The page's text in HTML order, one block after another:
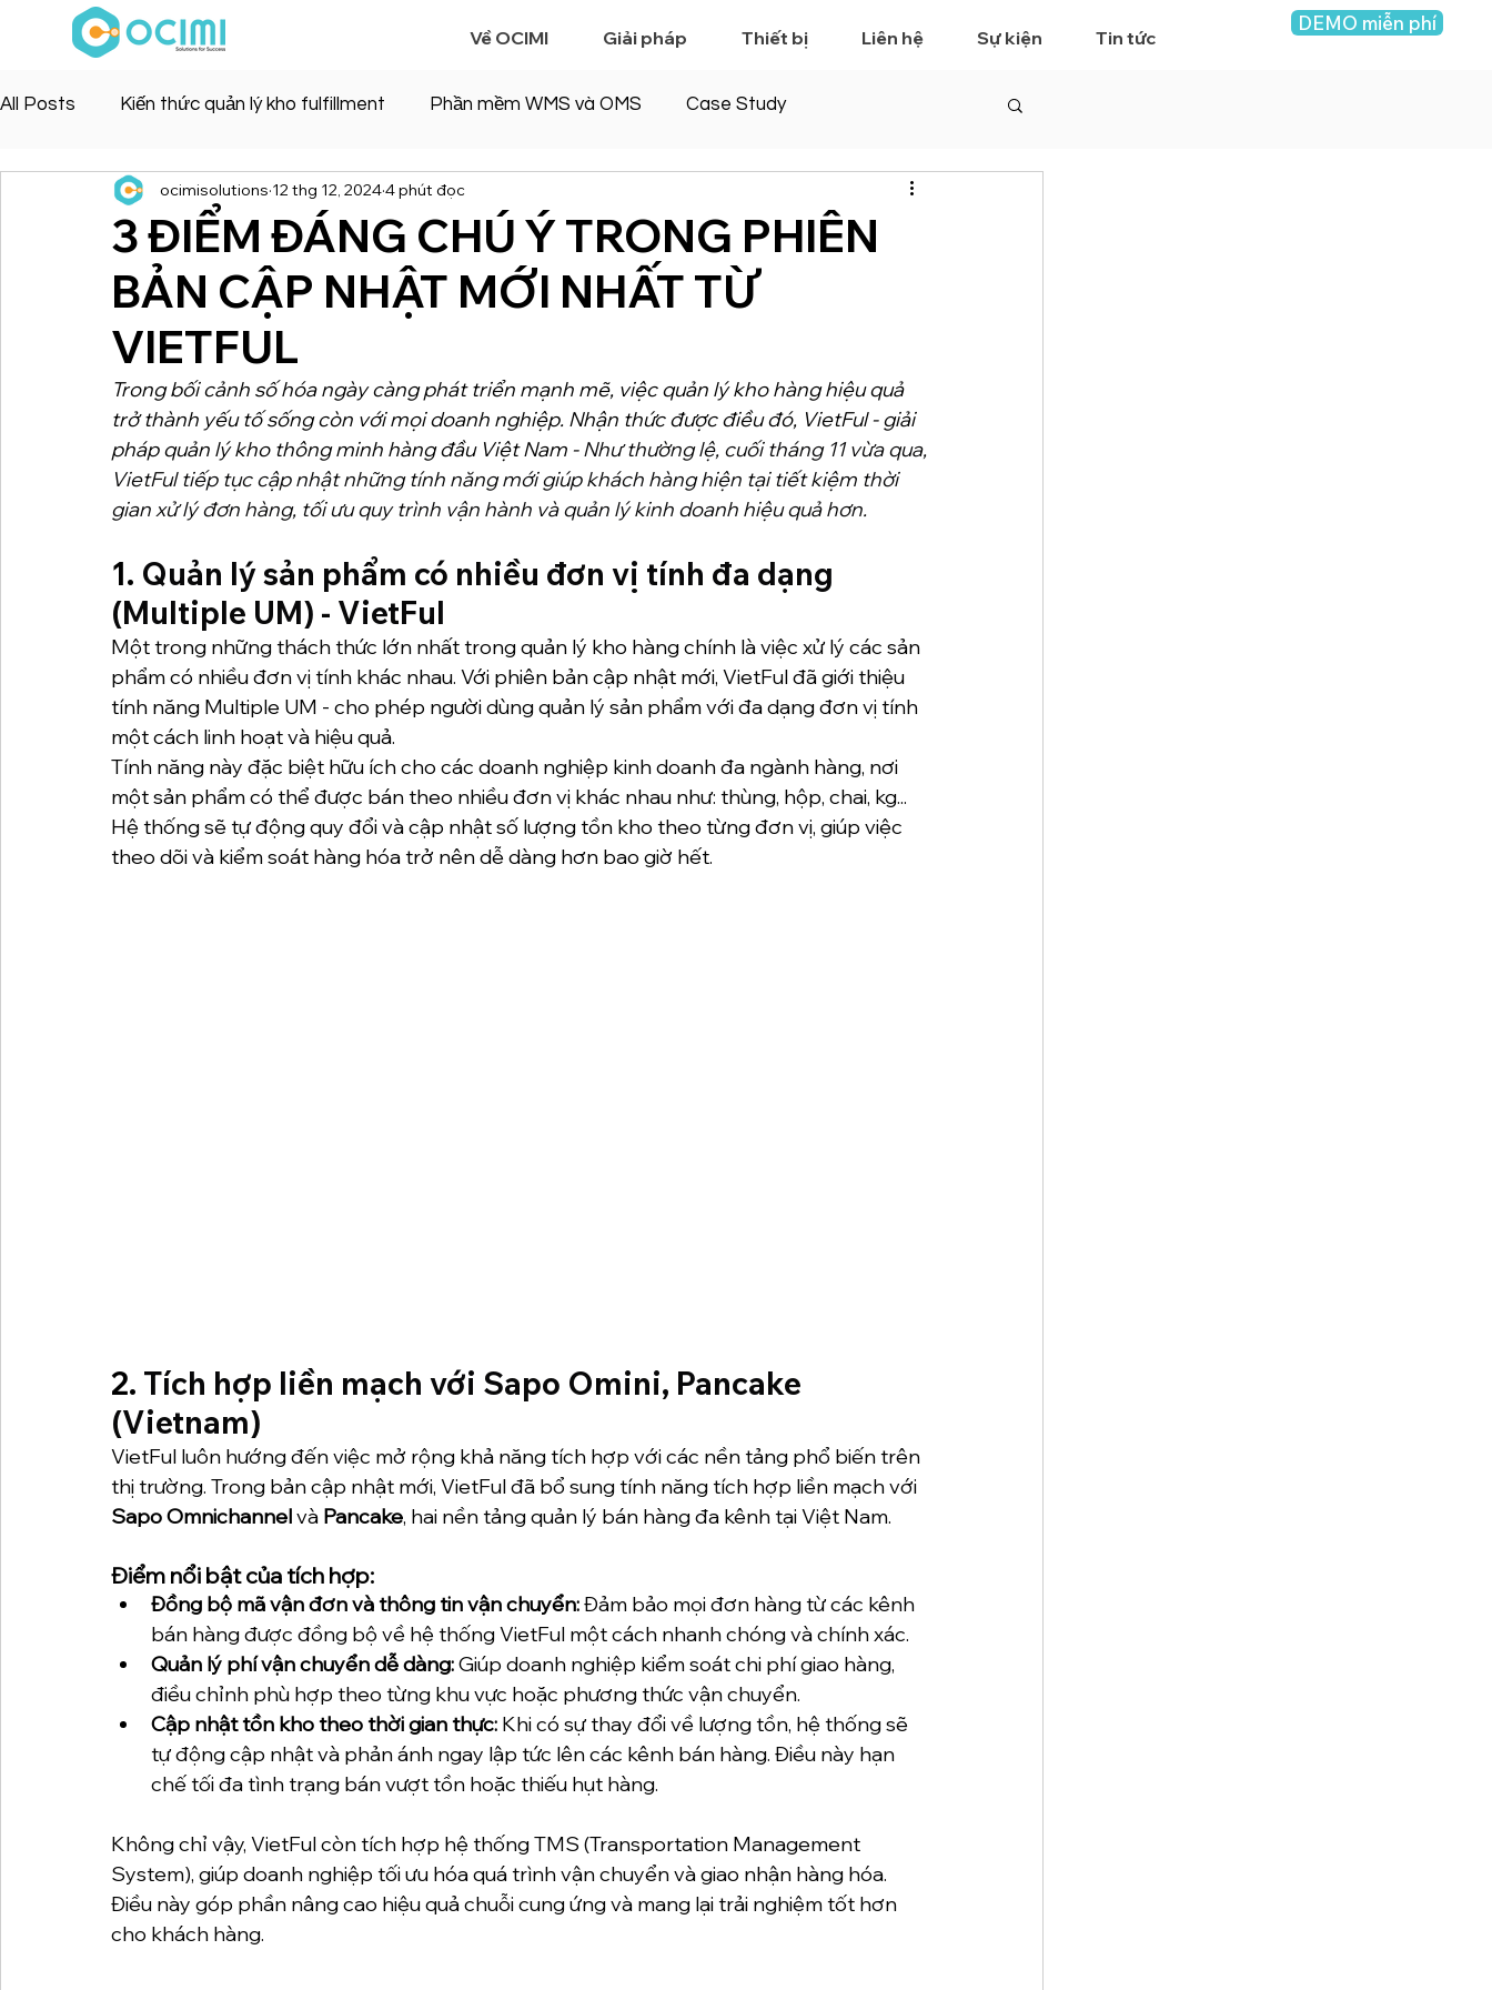
Về OCIMI Giải pháp Thiết bị Liên hệ Sự kiện Tin tức
DEMO miễn phí
All Posts Kiến thức quản lý kho fulfillment Phần mềm WMS và OMS Case Study
3 ĐIỂM ĐÁNG CHÚ Ý TRONG PHIÊN
BẢN CẬP NHẬT MỚI NHẤT TỪ
VIETFUL
ocimisolutions 12 thg 12, 20244 phút đọc
Trong bối cảnh số hóa ngày càng phát triển mạnh mẽ, việc quản lý kho hàng hiệu quả
trở thành yếu tố sống còn với mọi doanh nghiệp. Nhận thức được điều đó, VietFul - giải
pháp quản lý kho thông minh hàng đầu Việt Nam - Như thường lệ, cuối tháng 11 vừa qua,
VietFul tiếp tục cập nhật những tính năng mới giúp khách hàng hiện tại tiết kiệm thời
gian xử lý đơn hàng, tối ưu quy trình vận hành và quản lý kinh doanh hiệu quả hơn.
1. Quản lý sản phẩm có nhiều đơn vị tính đa dạng
(Multiple UM) - VietFul
Một trong những thách thức lớn nhất trong quản lý kho hàng chính là việc xử lý các sản
phẩm có nhiều đơn vị tính khác nhau. Với phiên bản cập nhật mới, VietFul đã giới thiệu
tính năng Multiple UM - cho phép người dùng quản lý sản phẩm với đa dạng đơn vị tính
một cách linh hoạt và hiệu quả.
Tính năng này đặc biệt hữu ích cho các doanh nghiệp kinh doanh đa ngành hàng, nơi
một sản phẩm có thể được bán theo nhiều đơn vị khác nhau như: thùng, hộp, chai, kg...
Hệ thống sẽ tự động quy đổi và cập nhật số lượng tồn kho theo từng đơn vị, giúp việc
theo dõi và kiểm soát hàng hóa trở nên dễ dàng hơn bao giờ hết.
2. Tích hợp liền mạch với Sapo Omini, Pancake
(Vietnam)
VietFul luôn hướng đến việc mở rộng khả năng tích hợp với các nền tảng phổ biến trên
thị trường. Trong bản cập nhật mới, VietFul đã bổ sung tính năng tích hợp liền mạch với
Sapo Omnichannel và Pancake, hai nền tảng quản lý bán hàng đa kênh tại Việt Nam.
Điểm nổi bật của tích hợp:
Đồng bộ mã vận đơn và thông tin vận chuyển: Đảm bảo mọi đơn hàng từ các kênh
bán hàng được đồng bộ về hệ thống VietFul một cách nhanh chóng và chính xác.
Quản lý phí vận chuyển dễ dàng: Giúp doanh nghiệp kiểm soát chi phí giao hàng,
điều chỉnh phù hợp theo từng khu vực hoặc phương thức vận chuyển.
Cập nhật tồn kho theo thời gian thực: Khi có sự thay đổi về lượng tồn, hệ thống sẽ
tự động cập nhật và phản ánh ngay lập tức lên các kênh bán hàng. Điều này hạn
chế tối đa tình trạng bán vượt tồn hoặc thiếu hụt hàng.
Không chỉ vậy, VietFul còn tích hợp hệ thống TMS (Transportation Management
System), giúp doanh nghiệp tối ưu hóa quá trình vận chuyển và giao nhận hàng hóa.
Điều này góp phần nâng cao hiệu quả chuỗi cung ứng và mang lại trải nghiệm tốt hơn
cho khách hàng.